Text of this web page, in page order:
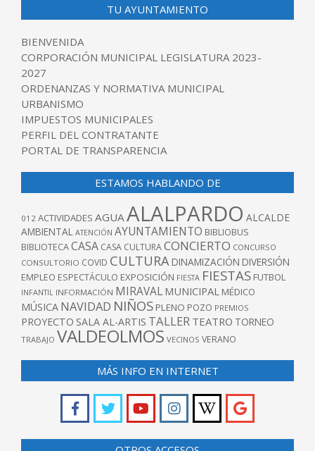
TU AYUNTAMIENTO
BIENVENIDA
CORPORACIÓN MUNICIPAL LEGISLATURA 2023-
2027
ORDENANZAS Y NORMATIVA MUNICIPAL
URBANISMO
IMPUESTOS MUNICIPALES
PERFIL DEL CONTRATANTE
PORTAL DE TRANSPARENCIA
ESTAMOS HABLANDO DE
012 ACTIVIDADES AGUA ALALPARDO ALCALDE
AMBIENTAL ATENCIÓN AYUNTAMIENTO BIBLIOBUS
BIBLIOTECACASA CASA CULTURACONCIERTO CONCURSO
CONSULTORIO COVID CULTURA DINAMIZACIÓN DIVERSIÓN
EMPLEO ESPECTÁCULO EXPOSICIÓN FIESTA FIESTAS FUTBOL
INFANTIL INFORMACIÓN MIRAVAL MUNICIPAL MÉDICO
MÚSICA NAVIDAD NIÑOS PLENO POZO PREMIOS
PROYECTO SALA AL-ARTIS TALLER TEATRO TORNEO
TRABAJO VALDEOLMOS VECINOS VERANO
MÁS INFO EN INTERNET